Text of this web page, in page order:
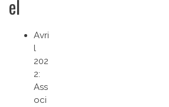
el
Avri
l
202
2:
Ass
oci